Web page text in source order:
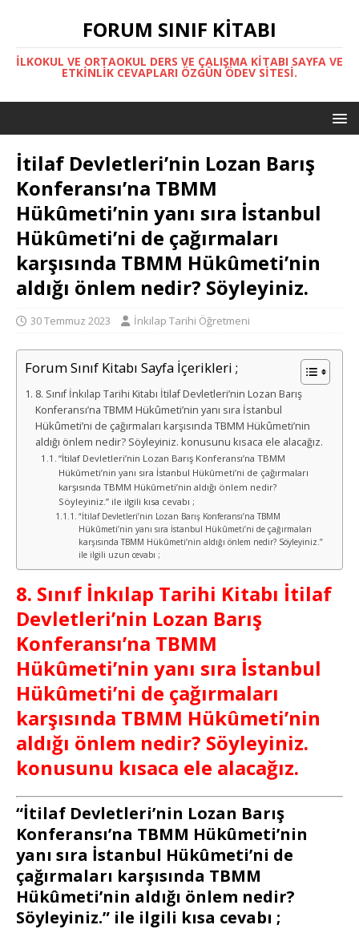
FORUM SINIF KITABI
İLKOKUL VE ORTAOKUL DERS VE ÇALIŞMA KITABI SAYFA VE
ETKINLIK CEVAPLARI ÖZGÜN ÖDEV SITESI.
İtilaf Devletleri’nin Lozan Barış
Konferansı’na TBMM
Hükûmeti’nin yanı sıra İstanbul
Hükûmeti’ni de çağırmaları
karşısında TBMM Hükûmeti’nin
aldığı önlem nedir? Söyleyiniz.
30 Temmuz 2023 İnkılap Tarihi Öğretmeni
Forum Sınıf Kitabı Sayfa İçerikleri ;
8. Sınıf İnkılap Tarihi Kitabı İtilaf Devletleri’nin Lozan Barış
Konferansı’na TBMM Hükûmeti’nin yanı sıra İstanbul
Hükûmeti’ni de çağırmaları karşısında TBMM Hükûmeti’nin
aldığı önlem nedir? Söyleyiniz. konusunu kısaca ele alacağız.
“İtilaf Devletleri’nin Lozan Barış Konferansı’na TBMM
Hükûmeti’nin yanı sıra İstanbul Hükûmeti’ni de çağırmaları
karşısında TBMM Hükûmeti’nin aldığı önlem nedir?
Söyleyiniz.” ile ilgili kısa cevabı ;
“İtilaf Devletleri’nin Lozan Barış Konferansı’na TBMM
Hükûmeti’nin yanı sıra İstanbul Hükûmeti’ni de çağırmaları
karşısında TBMM Hükûmeti’nin aldığı önlem nedir? Söyleyiniz.”
ile ilgili uzun cevabı ;
8. Sınıf İnkılap Tarihi Kitabı İtilaf
Devletleri’nin Lozan Barış
Konferansı’na TBMM
Hükûmeti’nin yanı sıra İstanbul
Hükûmeti’ni de çağırmaları
karşısında TBMM Hükûmeti’nin
aldığı önlem nedir? Söyleyiniz.
konusunu kısaca ele alacağız.
“İtilaf Devletleri’nin Lozan Barış
Konferansı’na TBMM Hükûmeti’nin
yanı sıra İstanbul Hükûmeti’ni de
çağırmaları karşısında TBMM
Hükûmeti’nin aldığı önlem nedir?
Söyleyiniz.” ile ilgili kısa cevabı ;